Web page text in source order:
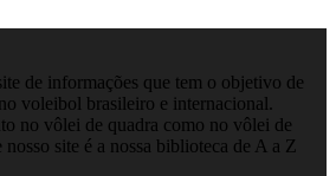
de informações que tem o objetivo de
voleibol brasileiro e internacional.
no vôlei de quadra como no vôlei de
nosso site é a nossa biblioteca de A a Z